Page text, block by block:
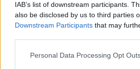
IAB’s list of downstream participants.
also be disclosed by us to third parties
Downstream Participants that may
Personal Data Processing Opt